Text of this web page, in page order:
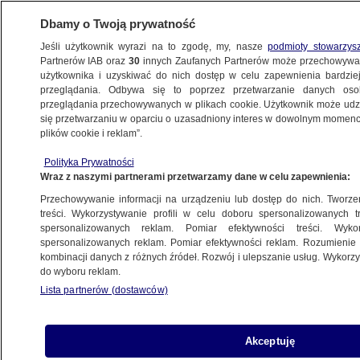
ZDROWIE
ZDROWIE
pacjenci dostaną rykoszetem
Oprac.Piotr Wójcik
21.05.2026, 16:47
Posłuchaj artykułu
Czyta lektor AI
Dbamy o Twoją prywatność
Jeśli użytkownik wyrazi na to zgodę, my, naszepodmioty
Partnerów IAB oraz30 innych Zaufanych Partnerów może
użytkownika i uzyskiwać do nich dostęp w celu zapewnienia
przeglądania. Odbywa się to poprzez przetwarzanie danych
przeglądania przechowywanych w plikach cookie. Użytkownik może
się przetwarzaniu w oparciu o uzasadniony interes w dowolnym
plików cookie i reklam”.
Polityka Prywatności
Wraz z naszymi partnerami przetwarzamy dane w celu zapewnienia:
Przechowywanie informacji na urządzeniu lub dostęp do nich.
treści. Wykorzystywanie profili w celu doboru spersonalizowanych
spersonalizowanych reklam. Pomiar efektywności treści.
spersonalizowanych reklam. Pomiar efektywności reklam.
kombinacji danych z różnych źródeł. Rozwój i ulepszanie usług.
do wyboru reklam.
Lista partnerów (dostawców)
Akceptuję